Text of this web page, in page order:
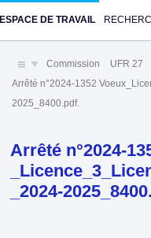
ESPACE DE TRAVAIL
Commission UFR 27
Arrêté n°2024-1352
2025_8400.pdf.
Arrêté n°2024-
_2024-